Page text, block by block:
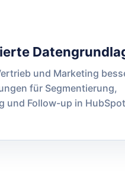
und Marketing
für Segmentierung,
und Follow-up in